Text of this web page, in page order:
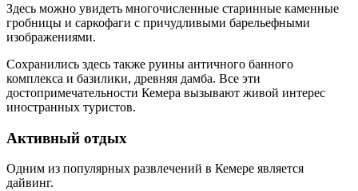
Здесь можно увидеть многочисленные старинные каменные
гробницы и саркофаги с причудливыми барельефными
изображениями.
Сохранились здесь также руины античного банного
комплекса и базилики, древняя дамба. Все эти
достопримечательности Кемера вызывают живой интерес
иностранных туристов.
Активный отдых
Одним из популярных развлечений в Кемере является
дайвинг.